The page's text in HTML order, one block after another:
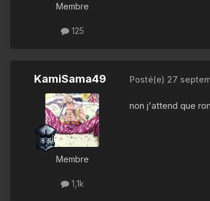
Membre
125
KamiSama49
Membre
1,1k
Posté(e) 27
non j'attend que